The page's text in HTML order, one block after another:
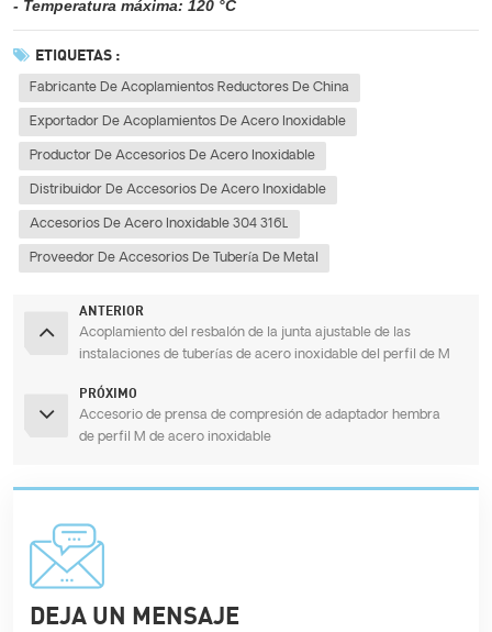
- Temperatura máxima: 120 °C
ETIQUETAS :
Fabricante De Acoplamientos Reductores De China
Exportador De Acoplamientos De Acero Inoxidable
Productor De Accesorios De Acero Inoxidable
Distribuidor De Accesorios De Acero Inoxidable
Accesorios De Acero Inoxidable 304 316L
Proveedor De Accesorios De Tubería De Metal
ANTERIOR
Acoplamiento del resbalón de la junta ajustable de las
instalaciones de tuberías de acero inoxidable del perfil de M
PRÓXIMO
Accesorio de prensa de compresión de adaptador hembra
de perfil M de acero inoxidable
DEJA UN MENSAJE